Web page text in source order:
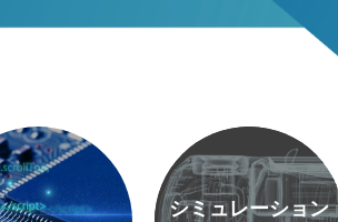
シミュレーション